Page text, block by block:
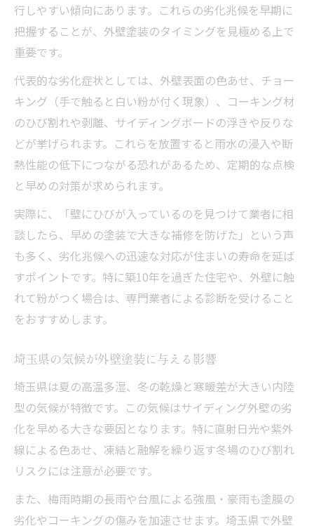
コツ
外壁塗装でサイディングの劣化を防ぐ方法
安
外壁塗装費用を抑えるメンテナンステクニ
ック
サイディングの耐久性を高める塗装の工夫
外壁塗装とサイディングの補修ポイント
費用相場と塗装の違いを比較してみる
外壁塗装と張り替えの費用相場を徹底比較
サイディング外壁塗装はどこまで違う？
外壁塗装費用の内訳とポイント解説
サイディング交換と塗装のメリット比較
外壁塗装でサイディングの欠点をカバーす
る方法
施工不良を防ぐ外壁塗装の重要ポイント
サイディング外壁塗装のトラブル事例と対
策
外壁塗装時に避けたい色選びの注意点
外壁塗装の保証とアフターケア確認事項
補助金活用で賢く外壁塗装する方法
行しやすい傾向にあります。これらの劣化兆候を早期に
把握することが、外壁塗装のタイミングを見極める上で
重要です。
代表的な劣化症状としては、外壁表面の色あせ、チョー
キング（手で触ると白い粉が付く現象）、コーキング材
のひび割れや剥離、サイディングボードの浮きや反りな
どが挙げられます。これらを放置すると雨水の浸入や断
熱性能の低下につながる恐れがあるため、定期的な点検
と早めの対策が求められます。
実際に、「壁にひびが入っているのを見つけて業者に相
談したら、早めの塗装で大きな補修を防げた」という声
も多く、劣化兆候への迅速な対応が住まいの寿命を延ば
すポイントです。特に築10年を過ぎた住宅や、外壁に触
れて粉がつく場合は、専門業者による診断を受けること
をおすすめします。
埼玉県の気候が外壁塗装に与える影響
埼玉県は夏の高温多湿、冬の乾燥と寒暖差が大きい内陸
型の気候が特徴です。この気候はサイディング外壁の劣
化を早める大きな要因となります。特に直射日光や紫外
線による色あせ、凍結と融解を繰り返す冬場のひび割れ
リスクには注意が必要です。
また、梅雨時期の長雨や台風による強風・豪雨も塗膜の
劣化やコーキングの傷みを加速させます。埼玉県で外壁